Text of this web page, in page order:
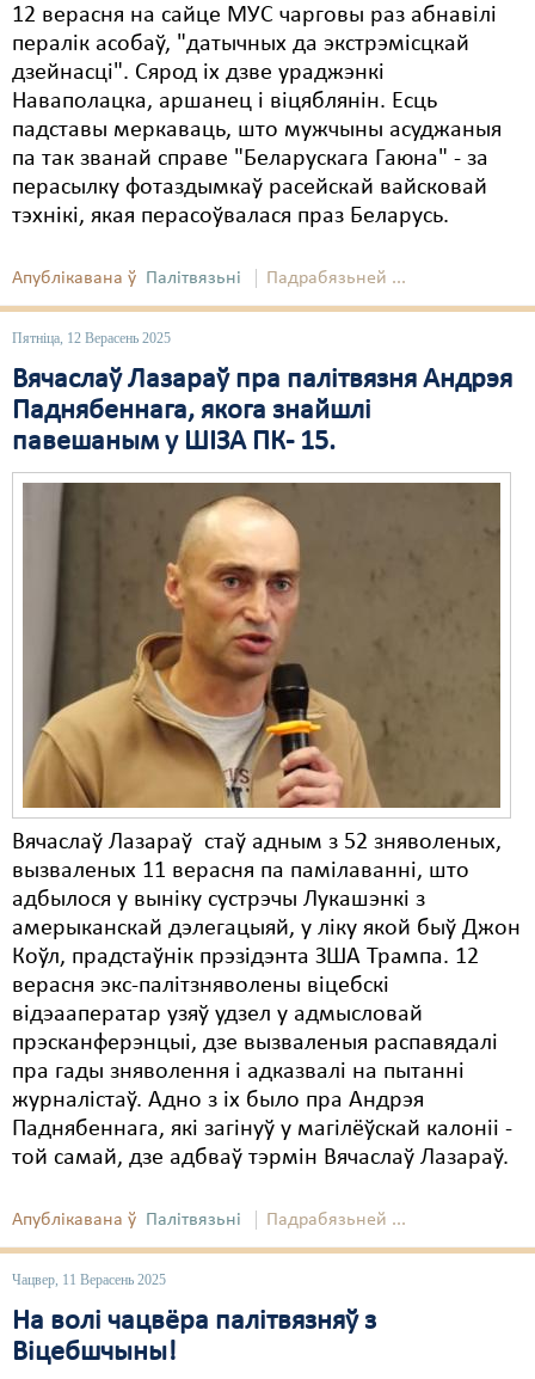
12 верасня на сайце МУС чарговы раз абнавілі
пералік асобаў, "датычных да экстрэмісцкай
дзейнасці". Сярод іх дзве ураджэнкі
Наваполацка, аршанец і віцяблянін. Есць
падставы меркаваць, што мужчыны асуджаныя
па так званай справе "Беларускага Гаюна" - за
перасылку фотаздымкаў расейскай вайсковай
тэхнікі, якая перасоўвалася праз Беларусь.
Апублікавана ў Палітвязьні Падрабязьней ...
Пятніца, 12 Верасень 2025
Вячаслаў Лазараў пра палітвязня Андрэя
Паднябеннага, якога знайшлі
павешаным у ШІЗА ПК- 15.
Вячаслаў Лазараў стаў адным з 52 зняволеных,
вызваленых 11 верасня па памілаванні, што
адбылося у выніку сустрэчы Лукашэнкі з
амерыканскай дэлегацыяй, у ліку якой быў Джон
Коўл, прадстаўнік прэзідэнта ЗША Трампа. 12
верасня экс-палітзняволены віцебскі
відэааператар узяў удзел у адмысловай
прэсканферэнцыі, дзе вызваленыя распавядалі
пра гады зняволення і адказвалі на пытанні
журналістаў. Адно з іх было пра Андрэя
Паднябеннага, які загінуў у магілёўскай калоніі -
той самай, дзе адбваў тэрмін Вячаслаў Лазараў.
Апублікавана ў Палітвязьні Падрабязьней ...
Чацвер, 11 Верасень 2025
На волі чацвёра палітвязняў з
Віцебшчыны!